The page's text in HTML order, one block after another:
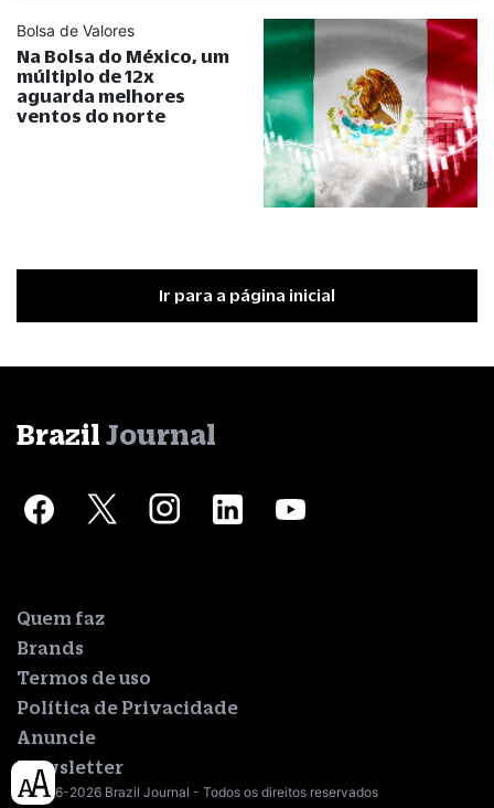
Bolsa de Valores
Na Bolsa do México, um
múltiplo de 12x
aguarda melhores
ventos do norte
Ir para a página inicial
Brazil Journal
Quem faz
Brands
Termos de uso
Política de Privacidade
Anuncie
Newsletter
© 2016-2026 Brazil Journal - Todos os direitos reservados